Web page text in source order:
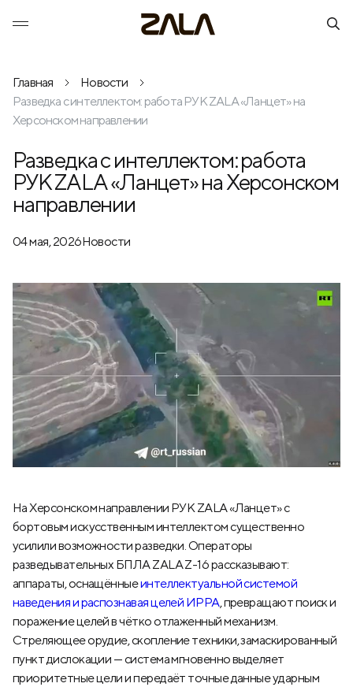
Главная
Новости
Разведка с интеллектом: работа РУК ZALA «Ланцет» на
Херсонском направлении
Разведка с интеллектом: работа
РУК ZALA «Ланцет» на Херсонском
направлении
04 мая, 2026Новости
На Херсонском направлении РУК ZALA «Ланцет» с
бортовым искусственным интеллектом существенно
усилили возможности разведки. Операторы
разведывательных БПЛА ZALA Z-16 рассказывают:
аппараты, оснащённыеинтеллектуальной системой
наведения и распознавая целей ИРРА, превращают поиск и
поражение целей в чётко отлаженный механизм.
Стреляющее орудие, скопление техники, замаскированный
пункт дислокации — система мгновенно выделяет
приоритетные цели и передаёт точные данные ударным